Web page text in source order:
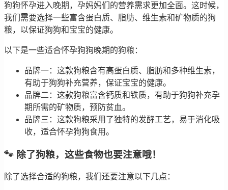
狗狗怀孕进入晚期，孕妈妈们的营养需求更加全面。这时候，
我们需要选择一些富含蛋白质、脂肪、维生素和矿物质的狗
粮，以保证狗狗和宝宝的健康。
以下是一些适合怀孕狗狗晚期的狗粮：
品牌一：这款狗粮含有高蛋白质、脂肪和多种维生素，
有助于狗狗补充营养，保证宝宝的健康。
品牌二：这款狗粮富含钙质和铁质，有助于狗狗补充孕
期所需的矿物质，预防贫血。
品牌三：这款狗粮采用了独特的发酵工艺，易于消化吸
收，适合怀孕狗狗食用。
🐾 除了狗粮，这些食物也要注意哦！
除了选择合适的狗粮，我们还要注意以下几点：